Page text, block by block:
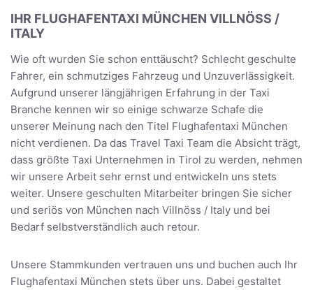
IHR FLUGHAFENTAXI MÜNCHEN VILLNÖSS /
ITALY
Wie oft wurden Sie schon enttäuscht? Schlecht geschulte
Fahrer, ein schmutziges Fahrzeug und Unzuverlässigkeit.
Aufgrund unserer längjährigen Erfahrung in der Taxi
Branche kennen wir so einige schwarze Schafe die
unserer Meinung nach den Titel Flughafentaxi München
nicht verdienen. Da das Travel Taxi Team die Absicht trägt,
dass größte Taxi Unternehmen in Tirol zu werden, nehmen
wir unsere Arbeit sehr ernst und entwickeln uns stets
weiter. Unsere geschulten Mitarbeiter bringen Sie sicher
und seriös von München nach Villnöss / Italy und bei
Bedarf selbstverständlich auch retour.
Unsere Stammkunden vertrauen uns und buchen auch Ihr
Flughafentaxi München stets über uns. Dabei gestaltet